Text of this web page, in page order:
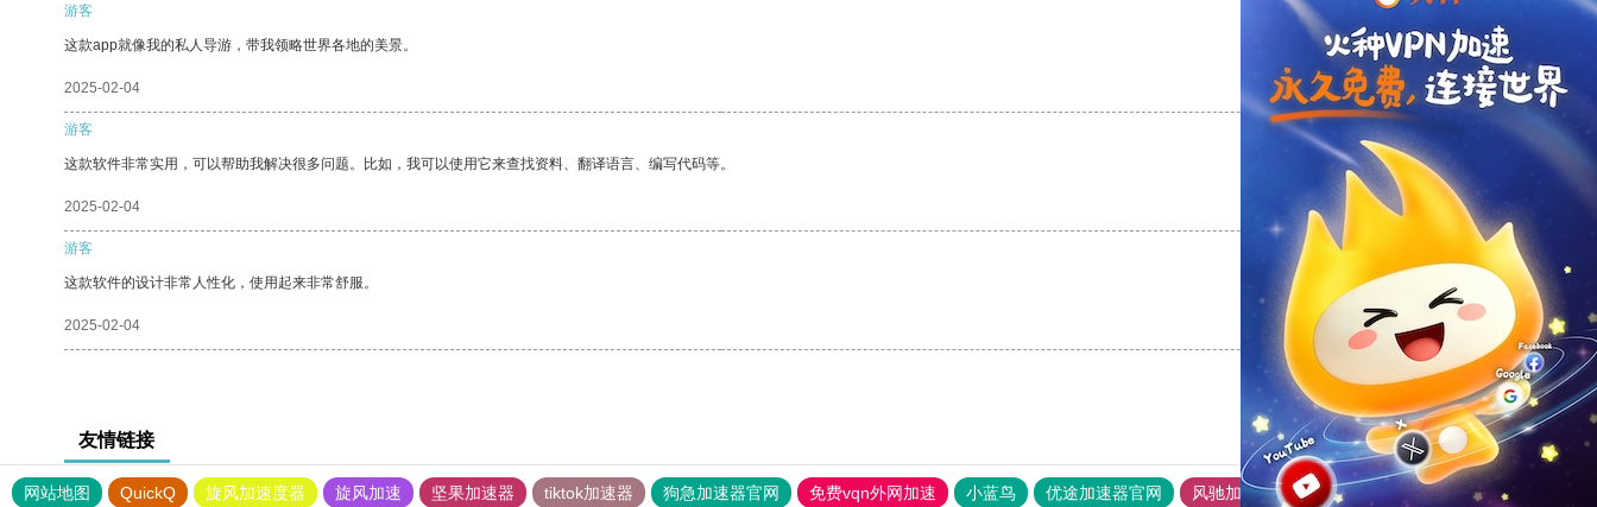
游客
这款app就像我的私人导游，带我领略世界各地的美景。
2025-02-04 支持 [0] 反对[0]
游客
这款软件非常实用，可以帮助我解决很多问题。比如，我可以使用它来查找资料、翻译语言、编写代码等。
2025-02-04 支持[0] 反对
游客
这款软件的设计非常人性化，使用起来非常舒服。
2025-02-04 支持[0] 反对[0]
友情链接
网站地图 QuickQ 旋风加速度器 旋风加速 坚果加速器 tiktok加速器 狗急加速器官网 免费vqn外网加速 小蓝鸟 优途加速器官网 风驰加速器 旋风加速器